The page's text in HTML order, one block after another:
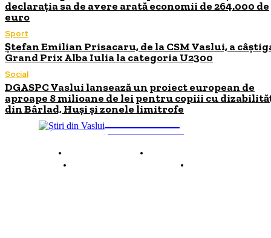
declarația sa de avere arată economii de 264.000 de
euro
Sport
Ștefan Emilian Prisacaru, de la CSM Vaslui, a
Grand Prix Alba Iulia la categoria U2300
Social
DGASPC Vaslui lansează un proiect european de
aproape 8 milioane de lei pentru copiii cu
din Bârlad, Huși și zonele limitrofe
ȘTIRI DE INTERES